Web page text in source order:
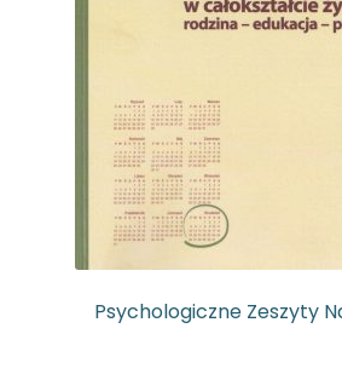
Psychologiczne Zeszyty